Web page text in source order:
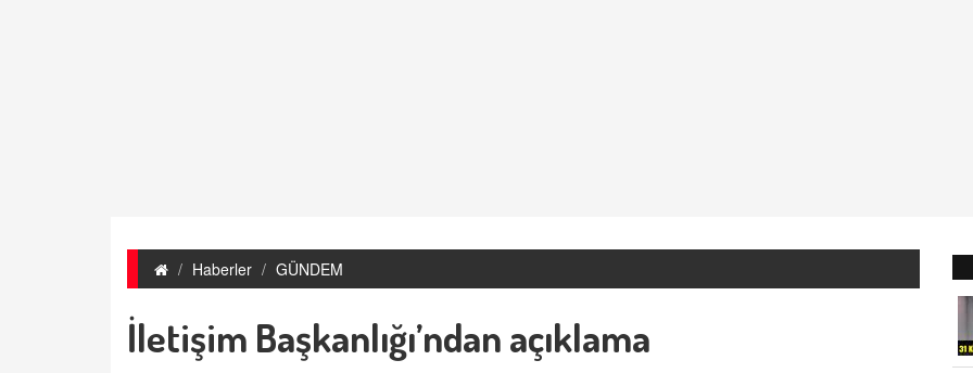
Haberler GÜNDEM
İletişim Başkanlığı’ndan açıklama